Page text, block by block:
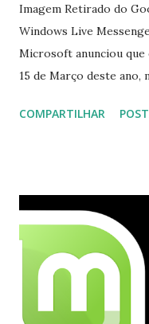
Imagem Retirado do
Windows Live
Microsoft anunciou que
15 de Março deste ano,
integrado com o
o Windows Live (assim
mesmo na versão para
opções e o Pidgin, que
COMPARTILHAR